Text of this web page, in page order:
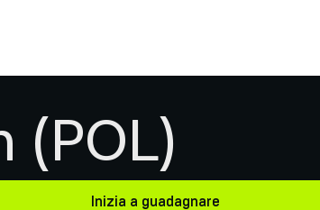
(POL)
Inizia a guadagnare